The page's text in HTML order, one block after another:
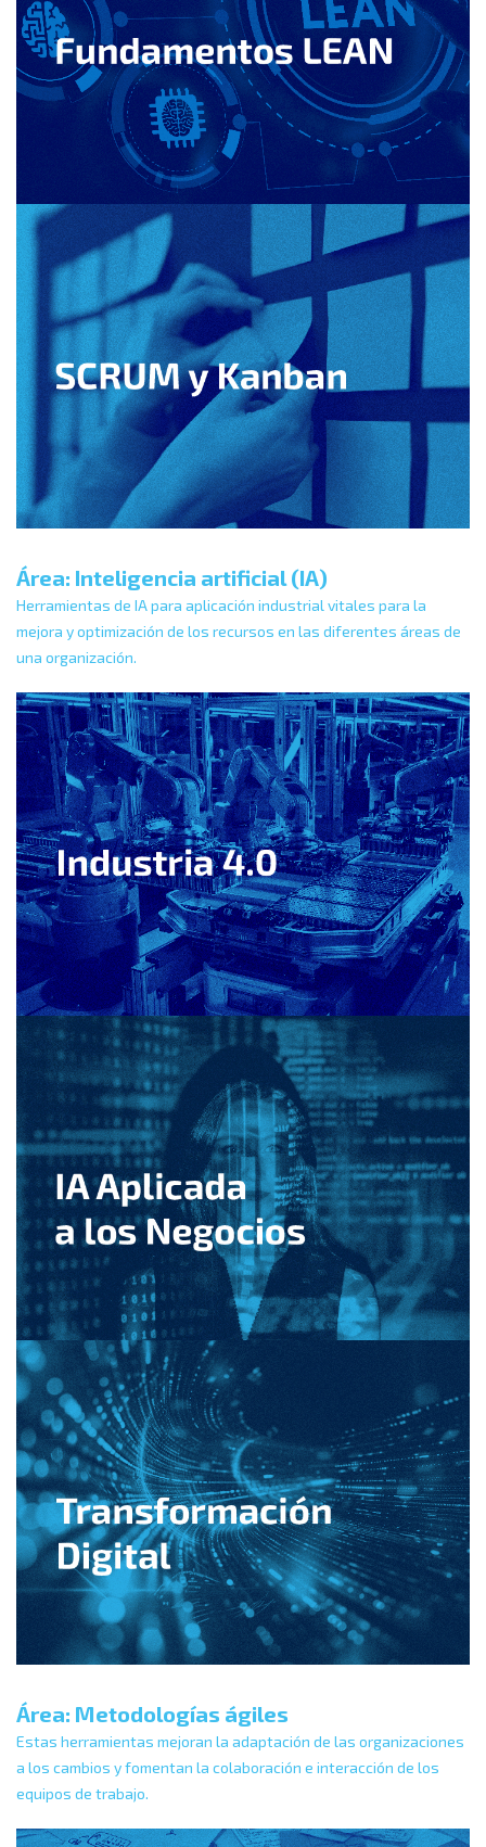
Área: Inteligencia artificial (IA)
Herramientas de IA para aplicación industrial vitales para la
mejora y optimización de los recursos en las diferentes áreas de
una organización.
Área: Metodologías ágiles
Estas herramientas mejoran la adaptación de las organizaciones
a los cambios y fomentan la colaboración e interacción de los
equipos de trabajo.